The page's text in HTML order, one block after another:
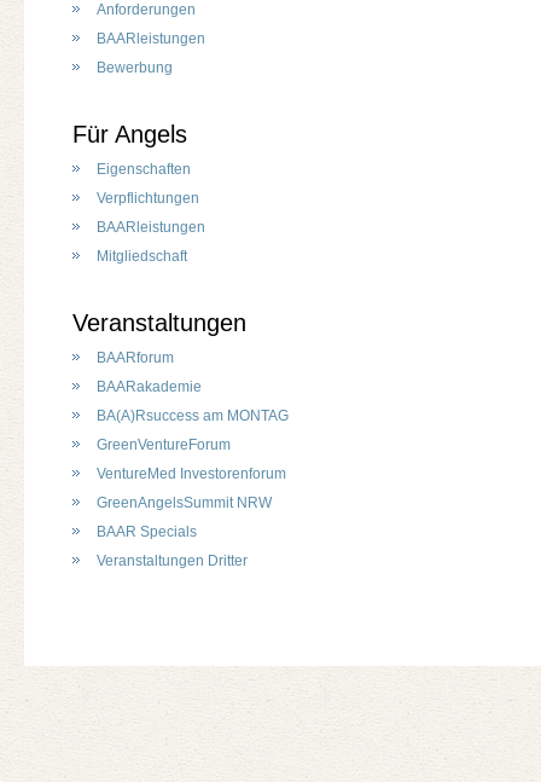
Anforderungen
BAARleistungen
Bewerbung
Für Angels
Eigenschaften
Verpflichtungen
BAARleistungen
Mitgliedschaft
Veranstaltungen
BAARforum
BAARakademie
BA(A)Rsuccess am MONTAG
GreenVentureForum
VentureMed Investorenforum
GreenAngelsSummit NRW
BAAR Specials
Veranstaltungen Dritter